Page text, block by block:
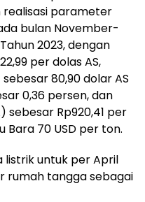
realisasi parameter
bulan November-
2023, dengan
per dolas AS,
80,90 dolar AS
0,36 persen, dan
sebesar Rp920,41 per
Bara 70 USD per ton.
untuk per April
rumah tangga sebagai